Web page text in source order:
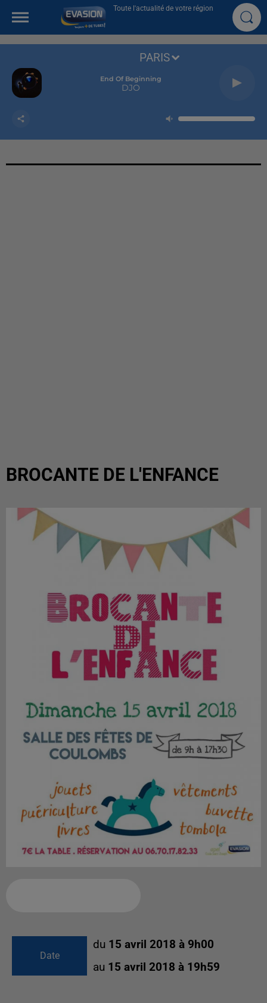
Toute l'actualité de votre région
End Of Beginning
DJO
PARIS
BROCANTE DE L'ENFANCE
Date
du 15 avril 2018 à 9h00
au 15 avril 2018 à 19h59